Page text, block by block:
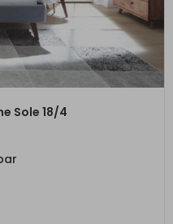
Sole 18/4